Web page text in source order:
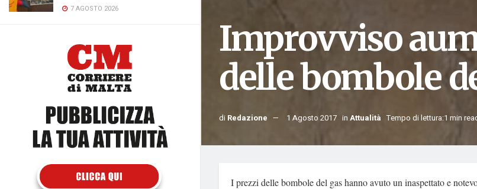
7 AGOSTO 2026
Improvviso
delle bombole
di Redazione 1 Agosto 2017 in Attualità Tempo di lettura:1 min
I prezzi delle bombole del gas hanno avuto un inaspettato e